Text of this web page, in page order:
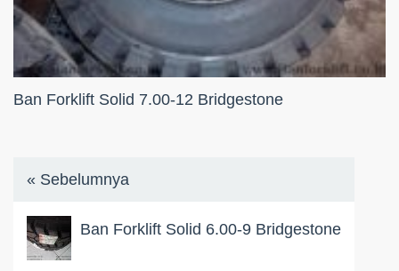
Ban Forklift Solid 7.00-12 Bridgestone
« Sebelumnya
Ban Forklift Solid 6.00-9 Bridgestone